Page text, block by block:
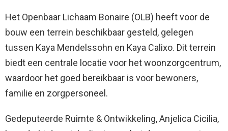
Het Openbaar Lichaam Bonaire (OLB) heeft voor de
bouw een terrein beschikbaar gesteld, gelegen
tussen Kaya Mendelssohn en Kaya Calixo. Dit terrein
biedt een centrale locatie voor het woonzorgcentrum,
waardoor het goed bereikbaar is voor bewoners,
familie en zorgpersoneel.
Gedeputeerde Ruimte & Ontwikkeling, Anjelica Cicilia,